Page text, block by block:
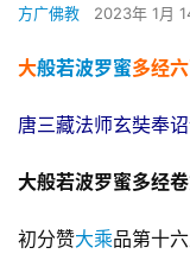
方广佛教 2023年 1月
大般若波罗蜜多经
唐三藏法师玄奘奉
大般若波罗蜜多经
初分赞大乘品第十